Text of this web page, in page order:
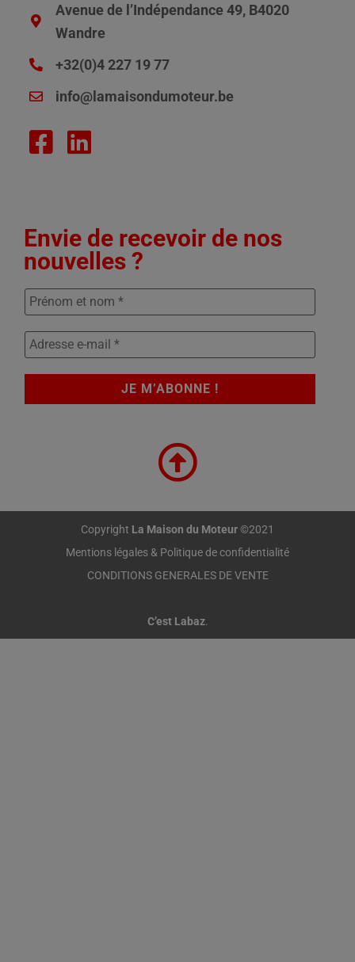
Avenue de l’Indépendance 49, B4020
Wandre
+32(0)4 227 19 77
info@lamaisondumoteur.be
Envie de recevoir de nos
nouvelles ?
Copyright La Maison du Moteur©2021
Mentions légales & Politique de confidentialité
CONDITIONS GENERALES DE VENTE
C’est Labaz.